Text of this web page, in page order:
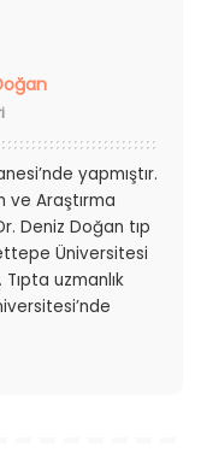
yapmıştır.
ve Araştırma
Deniz Doğan tıp
Üniversitesi
uzmanlık